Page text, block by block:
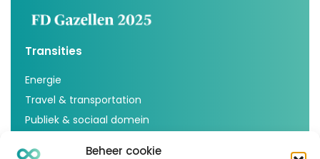
Beheer cookie
Transities
Energie
Travel & transportation
Publiek & sociaal domein